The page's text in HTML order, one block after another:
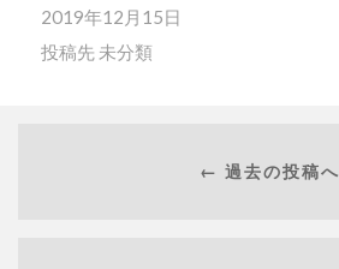
2019年12月15日
投稿先 未分類
← 過去の投稿へ